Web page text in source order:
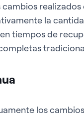
la
tiempos de
los